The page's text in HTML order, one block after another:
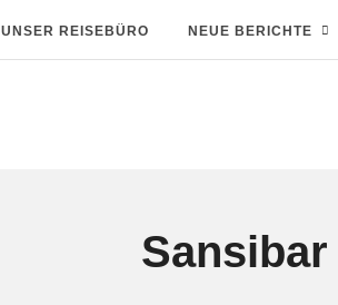
UNSER REISEBÜRO NEUE BERICHTE
Sansibar